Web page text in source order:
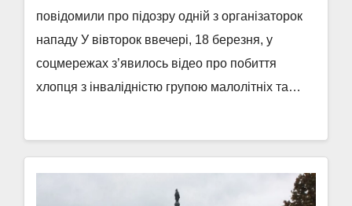
повідомили про підозру одній з організаторок
нападу У вівторок ввечері, 18 березня, у
соцмережах з’явилось відео про побиття
хлопця з інвалідністю групою малолітніх та…